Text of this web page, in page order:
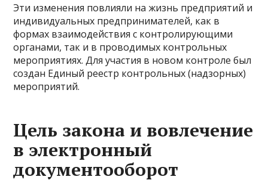
Эти изменения повлияли на жизнь предприятий и
индивидуальных предпринимателей, как в
формах взаимодействия с контролирующими
органами, так и в проводимых контрольных
мероприятиях. Для участия в новом контроле был
создан Единый реестр контрольных (надзорных)
мероприятий.
Цель закона и вовлечение
в электронный
документооборот